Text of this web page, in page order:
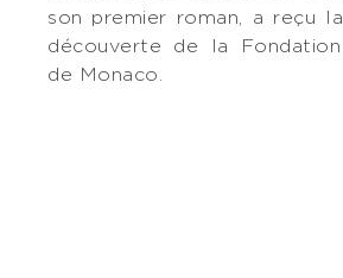
son premier roman, a reçu
découverte de la
de Monaco.